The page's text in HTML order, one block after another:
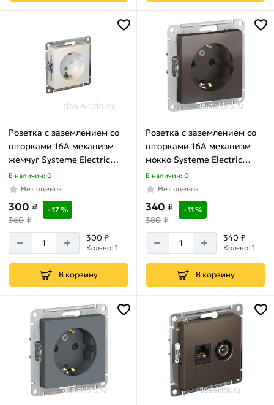
Розетка с заземлением со
шторками 16А механизм
жемчуг Systeme Electric
ATLASDESIGN ATN000445
В наличии: 0
Нет оценок
300 ₽
360 ₽
- 17 %
300 ₽
Кол-во: 1
В корзину
Розетка с заземлением со
шторками 16А механизм
мокко Systeme Electric
В наличии: 0
Нет оценок
340 ₽
380 ₽
- 11 %
340 ₽
Кол-во: 1
В корзину